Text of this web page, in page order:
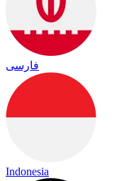
فارسی
Indonesia